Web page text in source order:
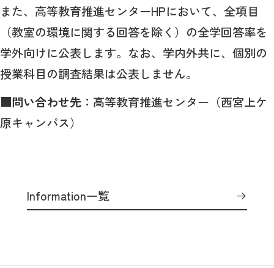
また、高等教育推進センターHPにおいて、全項目
（教室の環境に関する回答を除く）の全学回答率を
学外向けに公表します。なお、学内外共に、個別の
授業科目の調査結果は公表しません。
■問い合わせ先 ：高等教育推進センター（西宮上ケ
原キャンパス）
Information一覧